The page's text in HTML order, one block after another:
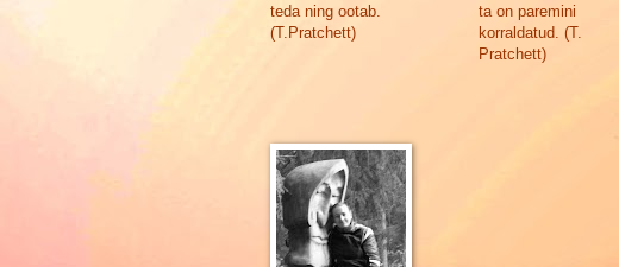
teda ning ootab.
(T.Pratchett)
ta on paremini
korraldatud. (T.
Pratchett)